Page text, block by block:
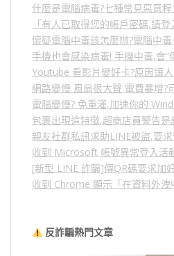
什麼是電腦病毒?七種常見惡意
「有人已取得您的帳戶密碼,請
懷疑電腦中毒該怎麼辦?電腦中
手機也會感染病毒! 手機中毒,會”
Youtube 看影片變好卡?原因讓
網路變慢 風扇很大聲 電費暴增?
電腦變慢? 免重灌,加速你的
包裹出現這特徵,超商店員警告是
親友社群私訊求助LINE被盜,要
收到 Microsoft 帳號異常登入活
[新型 LINE 詐騙]傳QR碼要求加
收到 Chrome 顯示「在資料外
反詐騙熱門文章